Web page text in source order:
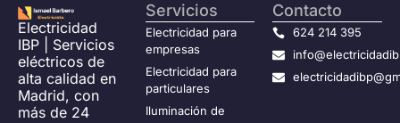
Electricidad
IBP | Servicios
eléctricos de
alta calidad en
Madrid, con
más de 24
Servicios
Electricidad para
empresas
Electricidad para
particulares
Iluminación de
Contacto
624 214 395